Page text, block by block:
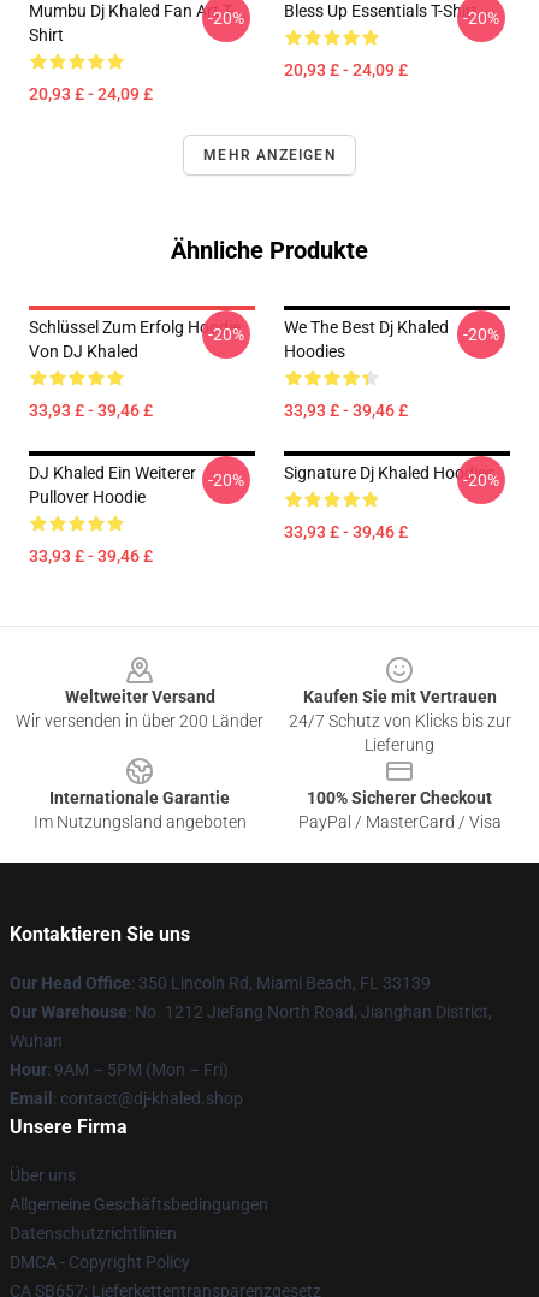
Mumbu Dj Khaled Fan Art T-
Shirt
20,93 £ - 24,09 £
-20% Bless Up Essentials T-Shirt
20,93 £ - 24,09 £
-20%
MEHR ANZEIGEN
Ähnliche Produkte
Schlüssel Zum Erfolg Hoodie
Von DJ Khaled
33,93 £ - 39,46 £
-20%
We The Best Dj Khaled
Hoodies
33,93 £ - 39,46 £
-20%
DJ Khaled Ein Weiterer
Pullover Hoodie
33,93 £ - 39,46 £
-20% Signature Dj Khaled Hoodies
33,93 £ - 39,46 £
-20%
Weltweiter Versand
Wir versenden in über 200 Länder
Kaufen Sie mit Vertrauen
24/7 Schutz von Klicks bis zur
Lieferung
Internationale Garantie
Im Nutzungsland angeboten
100% Sicherer Checkout
PayPal / MasterCard / Visa
Kontaktieren Sie uns
Our Head Office: 350 Lincoln Rd, Miami Beach, FL 33139
Our Warehouse: No. 1212 Jiefang North Road, Jianghan District,
Wuhan
Hour: 9AM – 5PM (Mon – Fri)
Email : contact@dj-khaled.shop
Unsere Firma
Über uns
Allgemeine Geschäftsbedingungen
Datenschutzrichtlinien
DMCA - Copyright Policy
CA SB657: Lieferkettentransparenzgesetz